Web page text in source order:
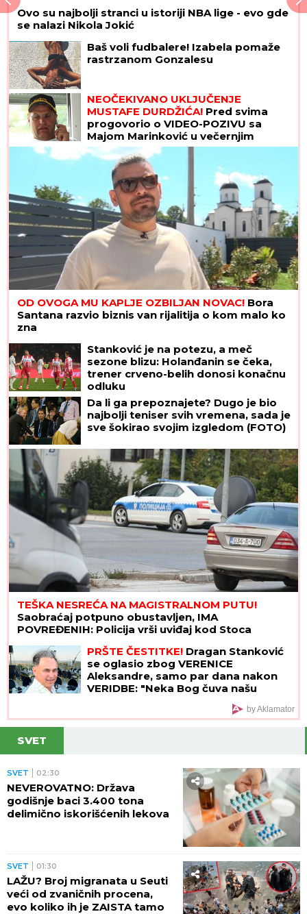
Ovo su najbolji stranci u istoriji NBA lige - evo gde
se nalazi Nikola Jokić
Baš voli fudbalere! Izabela pomaže
rastrzanom Gonzalesu
NEOČEKIVANO UKLJUČENJE
MUSTAFE DURDŽIĆA! Pred svima
progovorio o VIDEO-POZIVU sa
Majom Marinković u večernjim
satima: "MEVLIDA JE LJUTA"
OD OVOGA MU KAPLJE OZBILJAN NOVAC! Bora
Santana razvio biznis van rijalitija o kom malo ko
zna
Stanković je na potezu, a meč
sezone blizu: Holanđanin se čeka,
trener crveno-belih donosi konačnu
odluku
Da li ga prepoznajete? Dugo je bio
najbolji teniser svih vremena, sada je
sve šokirao svojim izgledom (FOTO)
TEŠKA NESREĆA NA MAGISTRALNOM PUTU!
Saobraćaj potpuno obustavljen, IMA
POVREĐENIH: Policija vrši uviđaj kod Stoca
PRŠTE ČESTITKE! Dragan Stanković
se oglasio zbog VERENICE
Aleksandre, samo par dana nakon
VERIDBE: "Neka Bog čuva našu
by Aklamator
SVET
SVET 02:30
NEVEROVATNO: Država
godišnje baci 3.400 tona
delimično iskorišćenih lekova
SVET 01:30
LAŽU? Broj migranata u Seuti
veći od zvaničnih procena,
evo koliko ih je ZAISTA tamo